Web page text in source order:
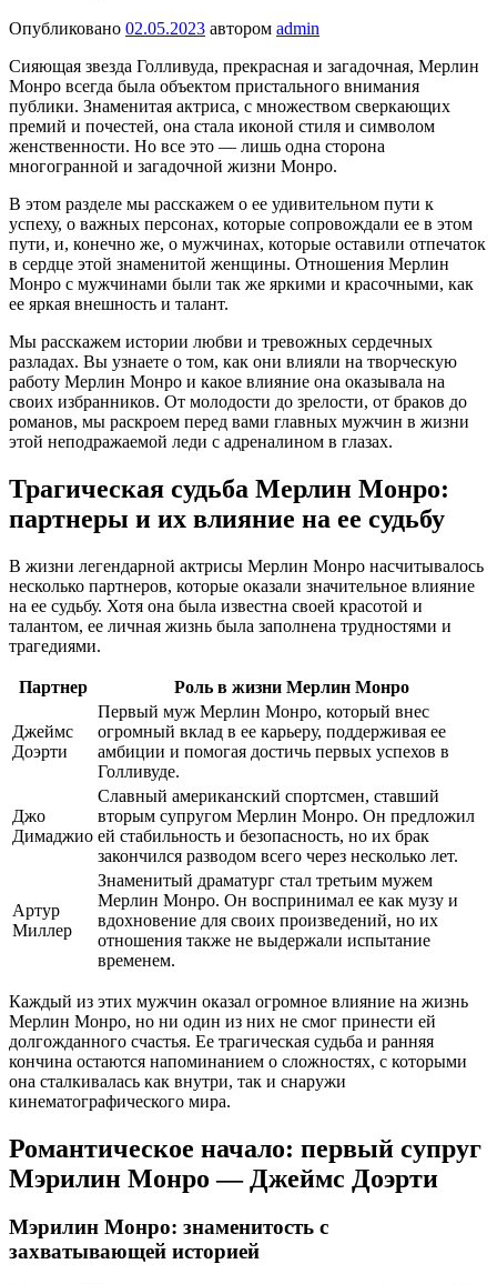
Опубликовано 02.05.2023 автором admin
Сияющая звезда Голливуда, прекрасная и загадочная, Мерлин
Монро всегда была объектом пристального внимания
публики. Знаменитая актриса, с множеством сверкающих
премий и почестей, она стала иконой стиля и символом
женственности. Но все это — лишь одна сторона
многогранной и загадочной жизни Монро.
В этом разделе мы расскажем о ее удивительном пути к
успеху, о важных персонах, которые сопровождали ее в этом
пути, и, конечно же, о мужчинах, которые оставили отпечаток
в сердце этой знаменитой женщины. Отношения Мерлин
Монро с мужчинами были так же яркими и красочными, как
ее яркая внешность и талант.
Мы расскажем истории любви и тревожных сердечных
разладах. Вы узнаете о том, как они влияли на творческую
работу Мерлин Монро и какое влияние она оказывала на
своих избранников. От молодости до зрелости, от браков до
романов, мы раскроем перед вами главных мужчин в жизни
этой неподражаемой леди с адреналином в глазах.
Трагическая судьба Мерлин Монро:
партнеры и их влияние на ее судьбу
В жизни легендарной актрисы Мерлин Монро насчитывалось
несколько партнеров, которые оказали значительное влияние
на ее судьбу. Хотя она была известна своей красотой и
талантом, ее личная жизнь была заполнена трудностями и
трагедиями.
Партнер Роль в жизни Мерлин Монро
Джеймс
Доэрти
Первый муж Мерлин Монро, который внес
огромный вклад в ее карьеру, поддерживая ее
амбиции и помогая достичь первых успехов в
Голливуде.
Джо
Димаджио
Славный американский спортсмен, ставший
вторым супругом Мерлин Монро. Он предложил
ей стабильность и безопасность, но их брак
закончился разводом всего через несколько лет.
Артур
Миллер
Знаменитый драматург стал третьим мужем
Мерлин Монро. Он воспринимал ее как музу и
вдохновение для своих произведений, но их
отношения также не выдержали испытание
временем.
Каждый из этих мужчин оказал огромное влияние на жизнь
Мерлин Монро, но ни один из них не смог принести ей
долгожданного счастья. Ее трагическая судьба и ранняя
кончина остаются напоминанием о сложностях, с которыми
она сталкивалась как внутри, так и снаружи
кинематографического мира.
Романтическое начало: первый супруг
Мэрилин Монро — Джеймс Доэрти
Мэрилин Монро: знаменитость с
захватывающей историей